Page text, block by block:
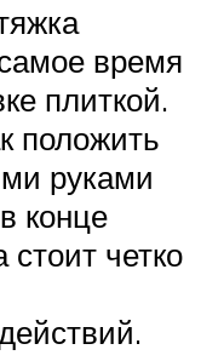
время
плиткой.
положить
руками
конце
стоит четко